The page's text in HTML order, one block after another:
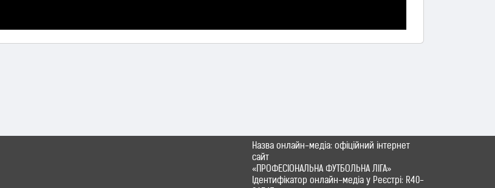
Назва онлайн-медіа: офіційний інтернет
сайт
«ПРОФЕСІОНАЛЬНА ФУТБОЛЬНА ЛІГА»
Ідентифікатор онлайн-медіа у Реєстрі: R40-